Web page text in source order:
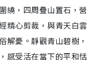
繞，四周疊山置石，營
精心剪裁，與青天白雲
解憂。靜觀青山碧樹，
感受活在當下的平和恬